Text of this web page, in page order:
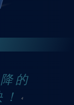
的
4